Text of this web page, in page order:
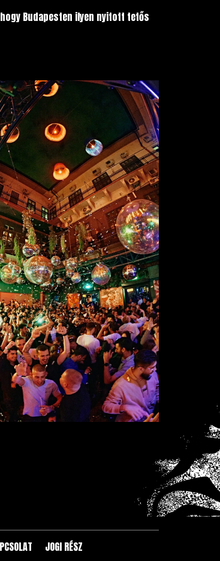
Budapesten ilyen nyitott tetős
JOGI RÉSZ